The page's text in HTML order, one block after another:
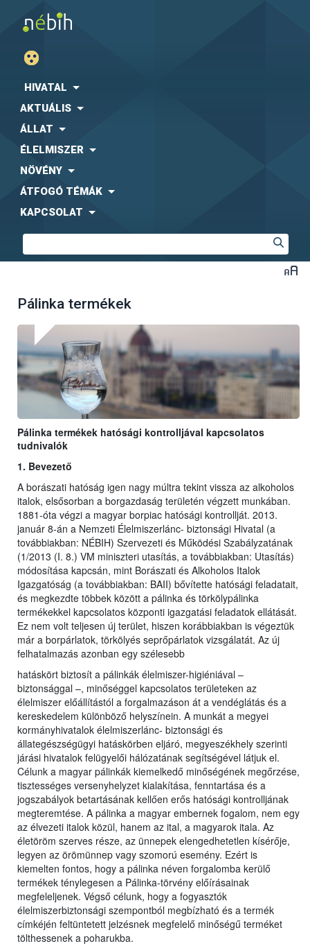
HIVATAL
AKTUÁLIS
ÁLLAT
ÉLELMISZER
NÖVÉNY
ÁTFOGÓ TÉMÁK
KAPCSOLAT
Pálinka termékek
Pálinka termékek hatósági kontrolljával kapcsolatos
tudnivalók
1. Bevezető
A borászati hatóság igen nagy múltra tekint vissza az alkoholos
italok, elsősorban a borgazdaság területén végzett munkában.
1881-óta végzi a magyar borpiac hatósági kontrollját. 2013.
január 8-án a Nemzeti Élelmiszerlánc- biztonsági Hivatal (a
továbbiakban: NÉBIH) Szervezeti és Működési Szabályzatának
(1/2013 (I. 8.) VM miniszteri utasítás, a továbbiakban: Utasítás)
módosítása kapcsán, mint Borászati és Alkoholos Italok
Igazgatóság (a továbbiakban: BAII) bővítette hatósági feladatait,
és megkezdte többek között a pálinka és törkölypálinka
termékekkel kapcsolatos központi igazgatási feladatok ellátását.
Ez nem volt teljesen új terület, hiszen korábbiakban is végeztük
már a borpárlatok, törkölyés seprőpárlatok vizsgálatát. Az új
felhatalmazás azonban egy szélesebb
hatáskört biztosít a pálinkák élelmiszer-higiéniával –
biztonsággal –, minőséggel kapcsolatos területeken az
élelmiszer előállítástól a forgalmazáson át a vendéglátás és a
kereskedelem különböző helyszínein. A munkát a megyei
kormányhivatalok élelmiszerlánc- biztonsági és
állategészségügyi hatáskörben eljáró, megyeszékhely szerinti
járási hivatalok felügyelői hálózatának segítségével látjuk el.
Célunk a magyar pálinkák kiemelkedő minőségének megőrzése,
tisztességes versenyhelyzet kialakítása, fenntartása és a
jogszabályok betartásának kellően erős hatósági kontrolljának
megteremtése. A pálinka a magyar embernek fogalom, nem egy
az élvezeti italok közül, hanem az ital, a magyarok itala. Az
életöröm szerves része, az ünnepek elengedhetetlen kísérője,
legyen az örömünnep vagy szomorú esemény. Ezért is
kiemelten fontos, hogy a pálinka néven forgalomba kerülő
termékek ténylegesen a Pálinka-törvény előírásainak
megfeleljenek. Végső célunk, hogy a fogyasztók
élelmiszerbiztonsági szempontból megbízható és a termék
címkéjén feltüntetett jelzésnek megfelelő minőségű terméket
tölthessenek a poharukba.